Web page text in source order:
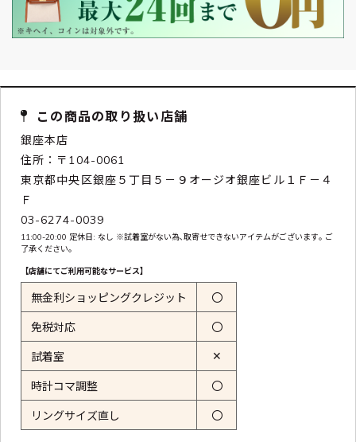
この商品の取り扱い店舗
銀座本店
住所：〒104-0061
東京都中央区銀座５丁目５－９オージオ銀座ビル１Ｆ－４
Ｆ
03-6274-0039
11:00-20:00 定休日: なし ※試着室がない為､取寄せできないアイテムがございます｡ ご
了承ください｡
【店舗にてご利用可能なサービス】
無金利ショッピングクレジット 〇
免税対応 〇
試着室 ✕
時計コマ調整 〇
リングサイズ直し 〇